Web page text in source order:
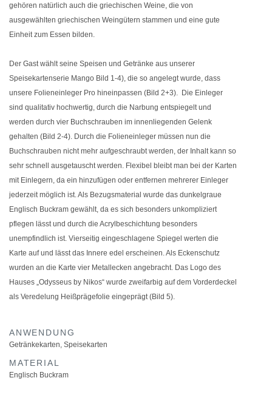
gehören natürlich auch die griechischen Weine, die von
ausgewählten griechischen Weingütern stammen und eine gute
Einheit zum Essen bilden.
Der Gast wählt seine Speisen und Getränke aus unserer
Speisekartenserie Mango Bild 1-4), die so angelegt wurde, dass
unsere Folieneinleger Pro hineinpassen (Bild 2+3). Die Einleger
sind qualitativ hochwertig, durch die Narbung entspiegelt und
werden durch vier Buchschrauben im innenliegenden Gelenk
gehalten (Bild 2-4). Durch die Folieneinleger müssen nun die
Buchschrauben nicht mehr aufgeschraubt werden, der Inhalt kann so
sehr schnell ausgetauscht werden. Flexibel bleibt man bei der Karten
mit Einlegern, da ein hinzufügen oder entfernen mehrerer Einleger
jederzeit möglich ist. Als Bezugsmaterial wurde das dunkelgraue
Englisch Buckram gewählt, da es sich besonders unkompliziert
pflegen lässt und durch die Acrylbeschichtung besonders
unempfindlich ist. Vierseitig eingeschlagene Spiegel werten die
Karte auf und lässt das Innere edel erscheinen. Als Eckenschutz
wurden an die Karte vier Metallecken angebracht. Das Logo des
Hauses „Odysseus by Nikos“ wurde zweifarbig auf dem Vorderdeckel
als Veredelung Heißprägefolie eingeprägt (Bild 5).
ANWENDUNG
Getränkekarten Speisekarten
MATERIAL
Englisch Buckram